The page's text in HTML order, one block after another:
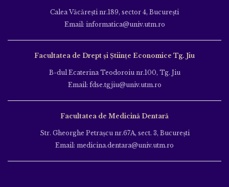
Calea Văcăreşti nr.189, sector 4, Bucureşti
Email: informatica@univ.utm.ro
Facultatea de Drept și Științe Economice Tg. Jiu
B-dul Ecaterina Teodoroiu nr.100, Tg. Jiu
Email: fdse.tgjiu@univ.utm.ro
Facultatea de Medicină Dentară
Str. Gheorghe Petraşcu nr.67A, sect. 3, Bucureşti
Email: medicina.dentara@univ.utm.ro